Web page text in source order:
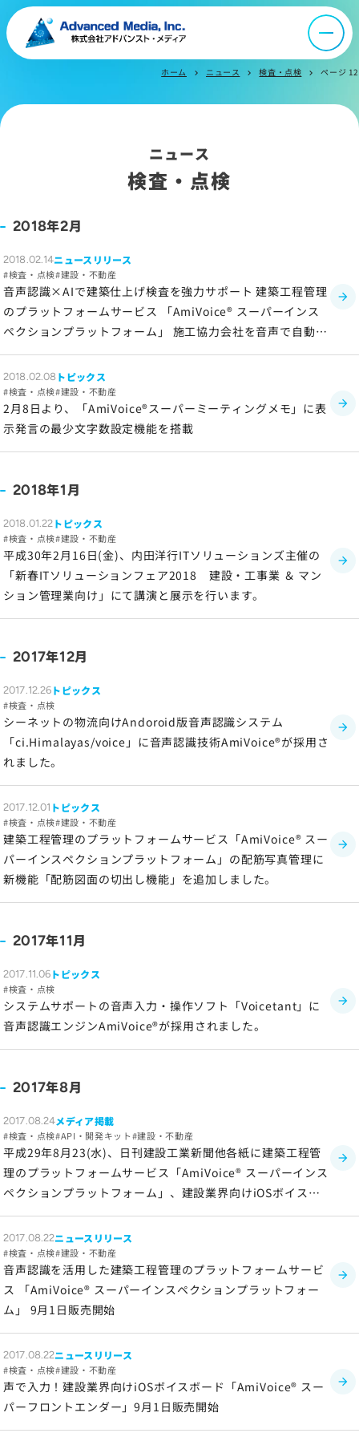
ニュース
お問い合わせ
サイトマップ
プライバシーポリシー
情報セキュリティポリシー
ホーム chevron_right ニュース chevron_right 検査・点検 chevron_right ページ 12
ニュース
検査・点検
2018年2月
2018.02.14ニュースリリース
検査・点検 建設・不動産
音声認識×AIで建築仕上げ検査を強力サポート 建築工程管理
のプラットフォームサービス 「AmiVoice® スーパーインス
ペクションプラットフォーム」 施工協力会社を音声で自動選
定する新機能を搭載
2018.02.08 トピックス
検査・点検 建設・不動産
2月8日より、「AmiVoice®スーパーミーティングメモ」に表
示発言の最少文字数設定機能を搭載
2018年1月
2018.01.22 トピックス
検査・点検 建設・不動産
平成30年2月16日(金)、内田洋行ITソリューションズ主催の
「新春ITソリューションフェア2018 建設・工事業 ＆ マン
ション管理業向け」にて講演と展示を行います。
2017年12月
2017.12.26 トピックス
検査・点検
シーネットの物流向けAndoroid版音声認識システム
「ci.Himalayas/voice」に音声認識技術AmiVoice®が採用さ
れました。
2017.12.01 トピックス
検査・点検 建設・不動産
建築工程管理のプラットフォームサービス「AmiVoice® スー
パーインスペクションプラットフォーム」の配筋写真管理に
新機能「配筋図面の切出し機能」を追加しました。
2017年11月
2017.11.06 トピックス
検査・点検
システムサポートの音声入力・操作ソフト「Voicetant」に
音声認識エンジンAmiVoice®が採用されました。
2017年8月
2017.08.24メディア掲載
検査・点検 API・開発キット 建設・不動産
平成29年8月23(水)、日刊建設工業新聞他各紙に建築工程管
理のプラットフォームサービス「AmiVoice® スーパーインス
ペクションプラットフォーム」、建設業界向けiOSボイスボ
ード 「AmiVoice® スーパーフロントエンダー」が掲載され
ました。
2017.08.22ニュースリリース
検査・点検 建設・不動産
音声認識を活用した建築工程管理のプラットフォームサービ
ス 「AmiVoice® スーパーインスペクションプラットフォー
ム」 9月1日販売開始
2017.08.22ニュースリリース
検査・点検 建設・不動産
声で入力！建設業界向けiOSボイスボード「AmiVoice® スー
パーフロントエンダー」9月1日販売開始